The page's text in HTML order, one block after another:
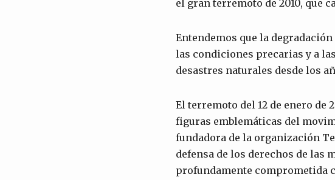
el gran terremoto de 2010, que
Entendemos que la
las condiciones precarias y a
desastres naturales desde los
El terremoto del 12 de enero de
figuras emblemáticas del
fundadora de la organización
defensa de los derechos de las
profundamente comprometida